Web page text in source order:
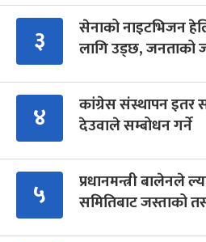
३
सेनाको नाइटभिजन
लागि उड्छ, जनताको
४
कांग्रेस संस्थापन इतर
देउवाले सम्बोधन गर्ने
५
प्रधानमन्त्री बालेनले
समितिबाट जस्ताको